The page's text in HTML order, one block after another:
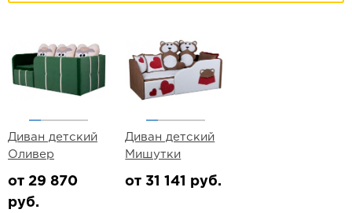
Диван детский
Оливер
от 29 870
руб.
Диван детский
Мишутки
от 31 141 руб.